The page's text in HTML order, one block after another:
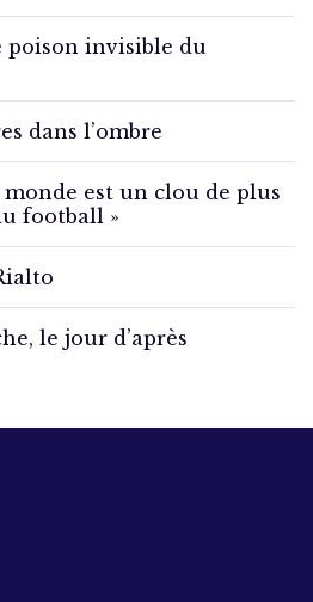
poison invisible du
dans l’ombre
monde est un clou de plus
football »
le jour d’après